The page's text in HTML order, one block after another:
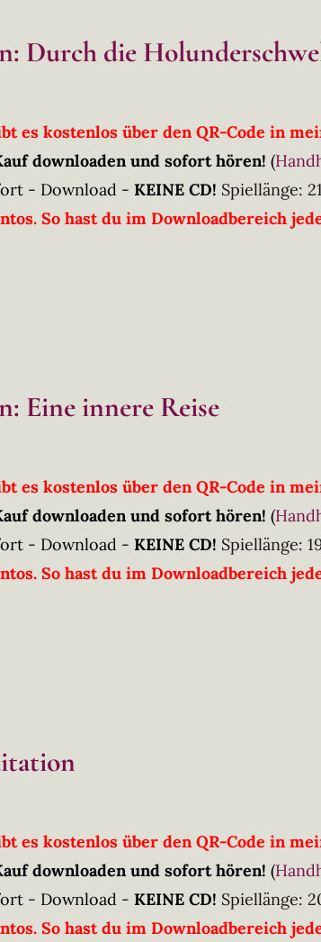
Durch die
es kostenlos über den QR-Code in
downloaden und sofort hören! (
- Download - KEINE CD! Spiellänge:
So hast du im Downloadbereich
Eine innere Reise
es kostenlos über den QR-Code in
downloaden und sofort hören! (
- Download - KEINE CD! Spiellänge:
So hast du im Downloadbereich
es kostenlos über den QR-Code in
downloaden und sofort hören! (
- Download - KEINE CD! Spiellänge:
So hast du im Downloadbereich